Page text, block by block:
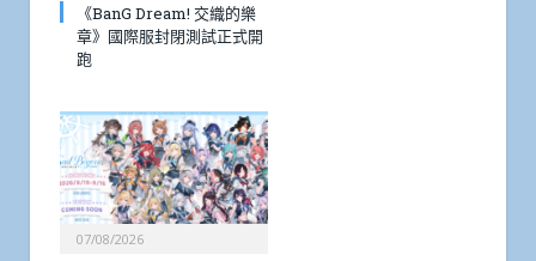
《BanG Dream! 交織的樂
章》國際服封閉測試正式開
跑
07/08/2026